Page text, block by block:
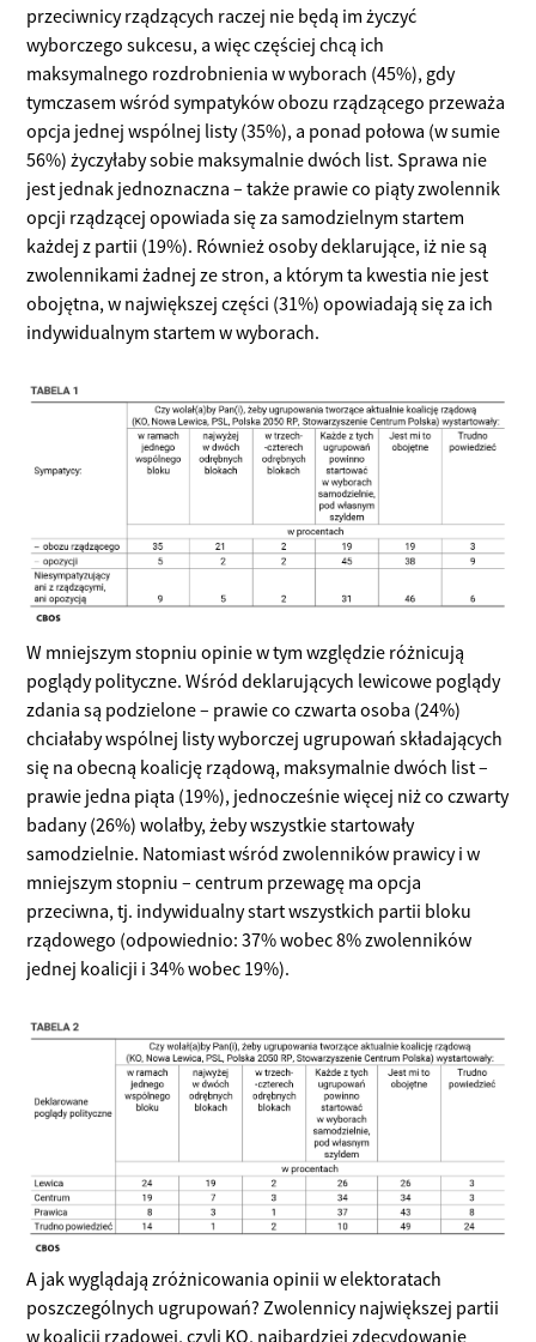
przeciwnicy rządzących raczej nie będą im życzyć
wyborczego sukcesu, a więc częściej chcą ich
maksymalnego rozdrobnienia w wyborach (45%), gdy
tymczasem wśród sympatyków obozu rządzącego przeważa
opcja jednej wspólnej listy (35%), a ponad połowa (w sumie
56%) życzyłaby sobie maksymalnie dwóch list. Sprawa nie
jest jednak jednoznaczna – także prawie co piąty zwolennik
opcji rządzącej opowiada się za samodzielnym startem
każdej z partii (19%). Również osoby deklarujące, iż nie są
zwolennikami żadnej ze stron, a którym ta kwestia nie jest
obojętna, w największej części (31%) opowiadają się za ich
indywidualnym startem w wyborach.
W mniejszym stopniu opinie w tym względzie różnicują
poglądy polityczne. Wśród deklarujących lewicowe poglądy
zdania są podzielone – prawie co czwarta osoba (24%)
chciałaby wspólnej listy wyborczej ugrupowań składających
się na obecną koalicję rządową, maksymalnie dwóch list –
prawie jedna piąta (19%), jednocześnie więcej niż co czwarty
badany (26%) wolałby, żeby wszystkie startowały
samodzielnie. Natomiast wśród zwolenników prawicy i w
mniejszym stopniu – centrum przewagę ma opcja
przeciwna, tj. indywidualny start wszystkich partii bloku
rządowego (odpowiednio: 37% wobec 8% zwolenników
jednej koalicji i 34% wobec 19%).
A jak wyglądają zróżnicowania opinii w elektoratach
poszczególnych ugrupowań? Zwolennicy największej partii
w koalicji rządowej, czyli KO, najbardziej zdecydowanie